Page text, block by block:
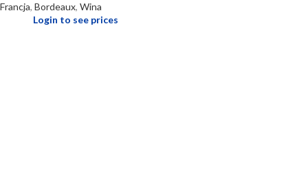
Francja, Bordeaux, Wina
Login to see prices